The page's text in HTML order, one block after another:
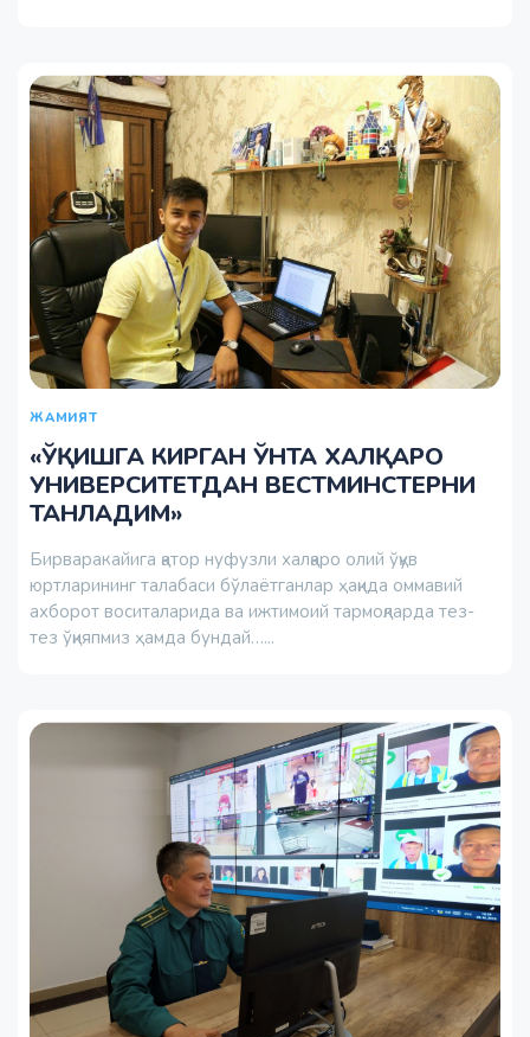
ЖАМИЯТ
«ЎҚИШГА КИРГАН ЎНТА ХАЛҚАРО
УНИВЕРСИТЕТДАН ВЕСТМИНСТЕРНИ
ТАНЛАДИМ»
Бирваракайига қатор нуфузли халқаро олий ўқув
юртларининг талабаси бўлаётганлар ҳақида оммавий
ахборот воситаларида ва ижтимоий тармоқларда тез-
тез ўқияпмиз ҳамда бундай…...